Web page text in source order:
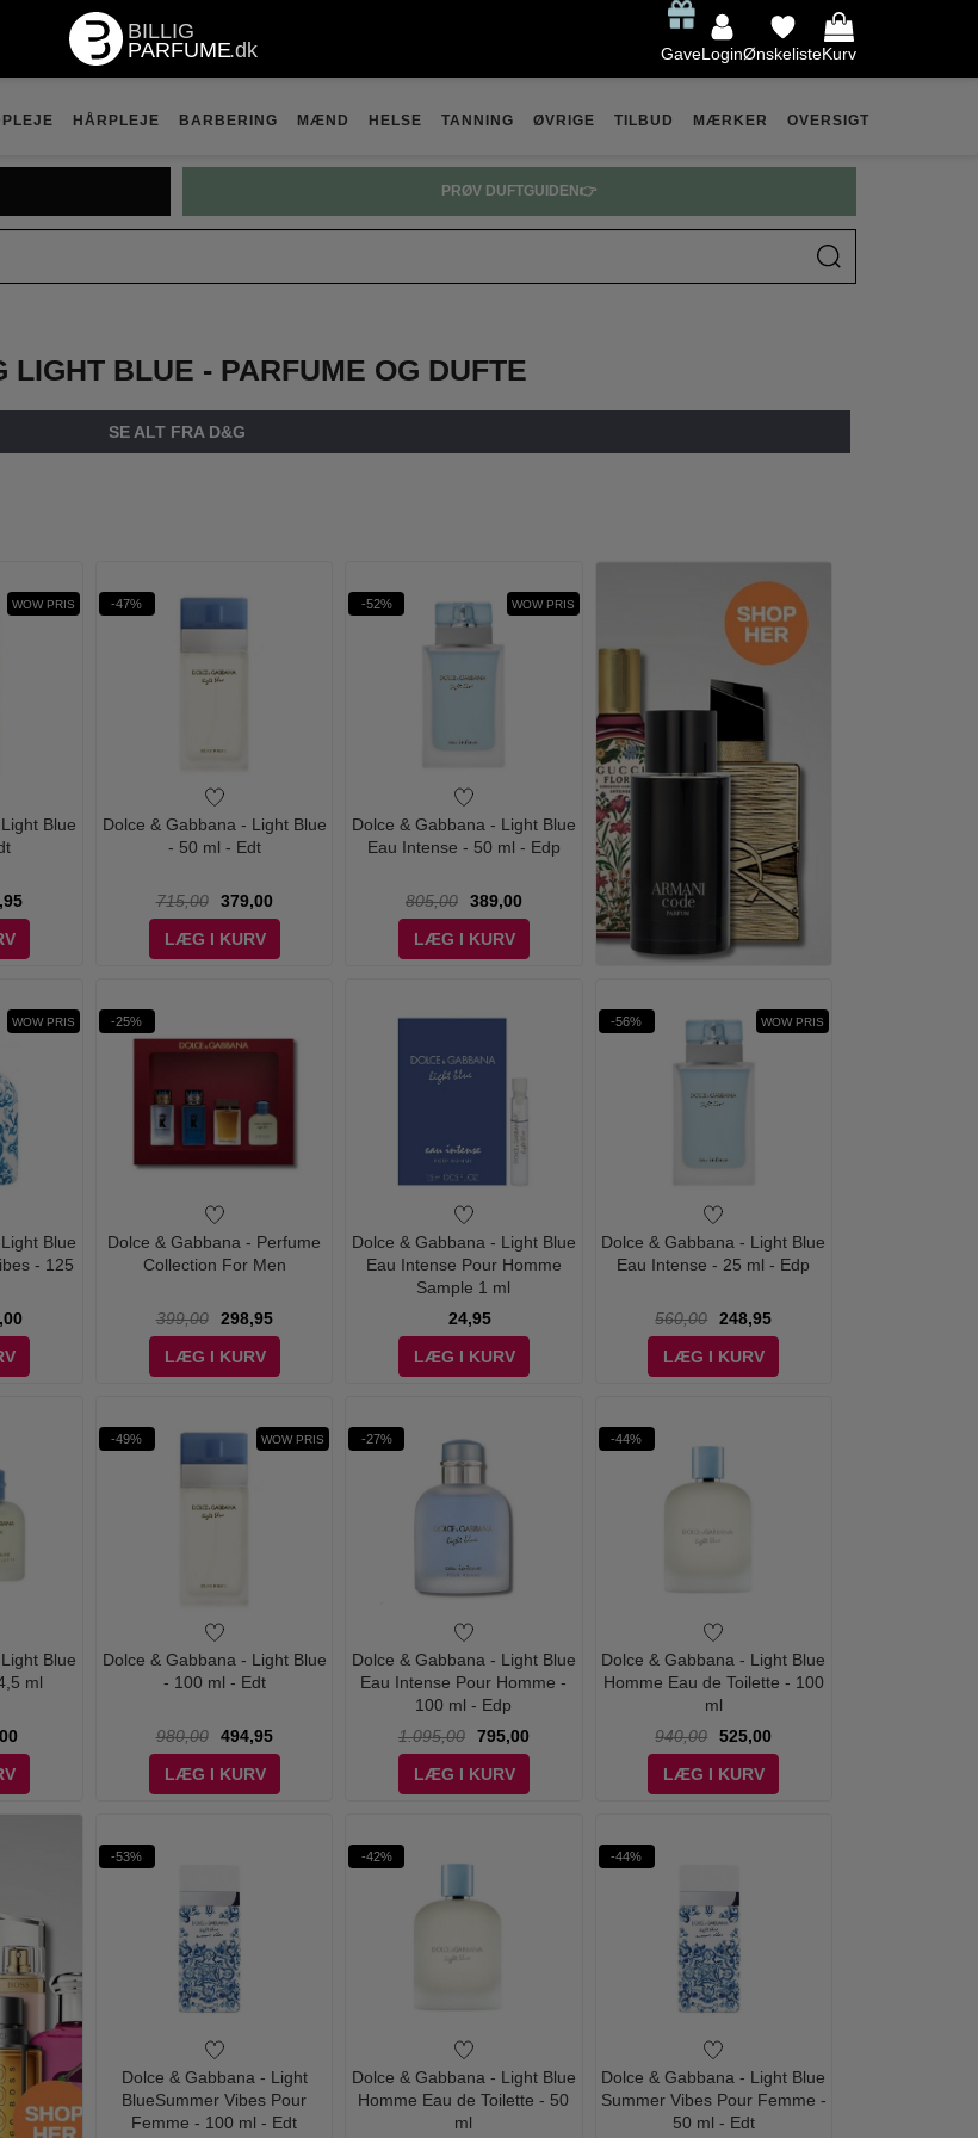
GaveLoginØnskelisteKurv
HÅRPLEJE BARBERING MÆND HELSE TANNING ØVRIGE TILBUD MÆRKER OVERSIGT
PRØV DUFTGUIDEN👉
LIGHT BLUE - PARFUME OG DUFTE
SE ALT FRA D&G
WOW PRIS
Blue
-47%
Dolce & Gabbana - Light Blue
- 50 ml - Edt
715,00
379,00
LÆG I KURV
-52% WOW PRIS
Dolce & Gabbana - Light Blue
Eau Intense - 50 ml - Edp
805,00
389,00
LÆG I KURV
WOW PRIS
Blue
- 125
-25%
Dolce & Gabbana - Perfume
Collection For Men
399,00
298,95
LÆG I KURV
Dolce & Gabbana - Light Blue
Eau Intense Pour Homme
Sample 1 ml
24,95
LÆG I KURV
-56% WOW PRIS
Dolce & Gabbana - Light Blue
Eau Intense - 25 ml - Edp
560,00
248,95
LÆG I KURV
Blue
ml
-49% WOW PRIS
Dolce & Gabbana - Light Blue
- 100 ml - Edt
980,00
494,95
LÆG I KURV
-27%
Dolce & Gabbana - Light Blue
Eau Intense Pour Homme -
100 ml - Edp
1.095,00
795,00
LÆG I KURV
-44%
Dolce & Gabbana - Light Blue
Homme Eau de Toilette - 100
ml
940,00
525,00
LÆG I KURV
-53%
Dolce & Gabbana - Light
BlueSummer Vibes Pour
Femme - 100 ml - Edt
-42%
Dolce & Gabbana - Light Blue
Homme Eau de Toilette - 50
ml
-44%
Dolce & Gabbana - Light Blue
Summer Vibes Pour Femme -
50 ml - Edt